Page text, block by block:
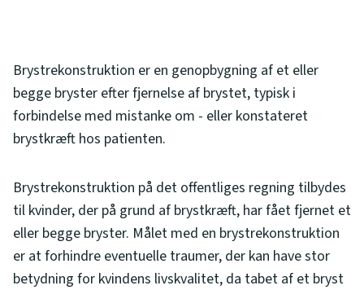
Brystrekonstruktion er en genopbygning af et eller
begge bryster efter fjernelse af brystet, typisk i
forbindelse med mistanke om - eller konstateret
brystkræft hos patienten.
Brystrekonstruktion på det offentliges regning tilbydes
til kvinder, der på grund af brystkræft, har fået fjernet et
eller begge bryster. Målet med en brystrekonstruktion
er at forhindre eventuelle traumer, der kan have stor
betydning for kvindens livskvalitet, da tabet af et bryst